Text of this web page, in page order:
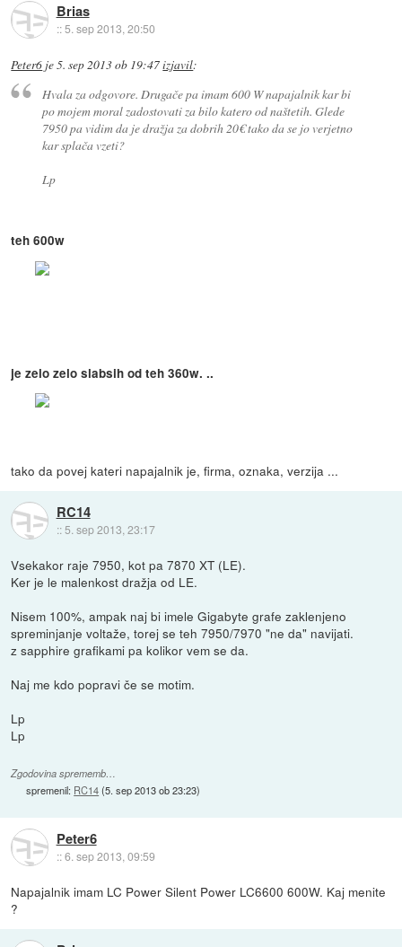
Brias
::5. sep 2013, 20:50
Peter6 je5. sep 2013 ob 19:47izjavil:
Hvala za odgovore. Drugače pa imam 600 W napajalnik kar bi
po mojem moral zadostovati za bilo katero od naštetih. Glede
7950 pa vidim da je dražja za dobrih 20€ tako da se jo verjetno
kar splača vzeti?
Lp
teh 600w
je zelo zelo slabsih od teh 360w. ..
tako da povej kateri napajalnik je, firma, oznaka, verzija ...
RC14
:: 5. sep 2013, 23:17
Vsekakor raje 7950, kot pa 7870 XT (LE).
Ker je le malenkost dražja od LE.
Nisem 100%, ampak naj bi imele Gigabyte grafe zaklenjeno
spreminjanje voltaže, torej se teh 7950/7970 "ne da" navijati.
z sapphire grafikami pa kolikor vem se da.
Naj me kdo popravi če se motim.
Lp
Lp
Zgodovina sprememb…
spremenil: RC14(5. sep 2013 ob 23:23)
Peter6
::6. sep 2013, 09:59
Napajalnik imam LC Power Silent Power LC6600 600W. Kaj menite
?